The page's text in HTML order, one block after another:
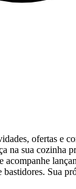
ofertas e
na sua cozinha
acompanhe
bastidores. Sua